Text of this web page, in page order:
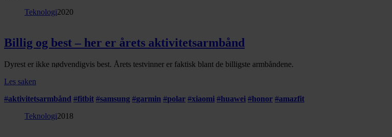
Teknologi2020
Billig og best – her er årets aktivitetsarmbånd
Dyrest er ikke nødvendigvis best. Årets testvinner er faktisk blant de billigste armbåndene.
Les saken
#aktivitetsarmbånd #fitbit #samsung #garmin #polar #xiaomi #huawei #honor #amazfit
Teknologi2018